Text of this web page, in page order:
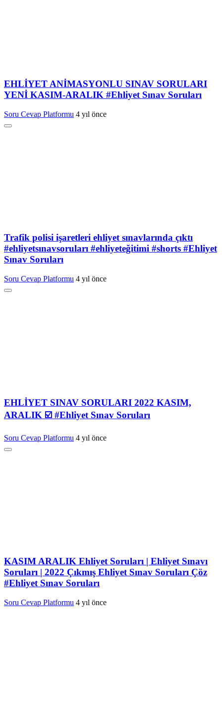
EHLİYET ANİMASYONLU SINAV SORULARI
YENİ KASIM-ARALIK #Ehliyet Sınav Soruları
Soru Cevap Platformu 4 yıl önce
Trafik polisi işaretleri ehliyet sınavlarında çıktı
#ehliyetsınavsoruları #ehliyeteğitimi #shorts #Ehliyet
Sınav Soruları
Soru Cevap Platformu 4 yıl önce
EHLİYET SINAV SORULARI 2022 KASIM,
ARALIK ☑️ #Ehliyet Sınav Soruları
Soru Cevap Platformu 4 yıl önce
KASIM ARALIK Ehliyet Soruları | Ehliyet Sınavı
Soruları | 2022 Çıkmış Ehliyet Sınav Soruları Çöz
#Ehliyet Sınav Soruları
Soru Cevap Platformu 4 yıl önce